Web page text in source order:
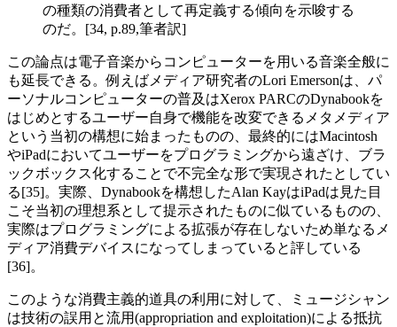
の種類の消費者として再定義する傾向を示唆する
のだ。[34, p.89,筆者訳]
この論点は電子音楽からコンピューターを用いる音楽全般に
も延長できる。例えばメディア研究者のLori Emersonは、パ
ーソナルコンピューターの普及はXerox PARCのDynabookを
はじめとするユーザー自身で機能を改変できるメタメディア
という当初の構想に始まったものの、最終的にはMacintosh
やiPadにおいてユーザーをプログラミングから遠ざけ、ブラ
ックボックス化することで不完全な形で実現されたとしてい
る[35]。実際、Dynabookを構想したAlan KayはiPadは見た目
こそ当初の理想系として提示されたものに似ているものの、
実際はプログラミングによる拡張が存在しないため単なるメ
ディア消費デバイスになってしまっていると評している
[36]。
このような消費主義的道具の利用に対して、ミュージシャン
は技術の誤用と流用(appropriation and exploitation)による抵抗